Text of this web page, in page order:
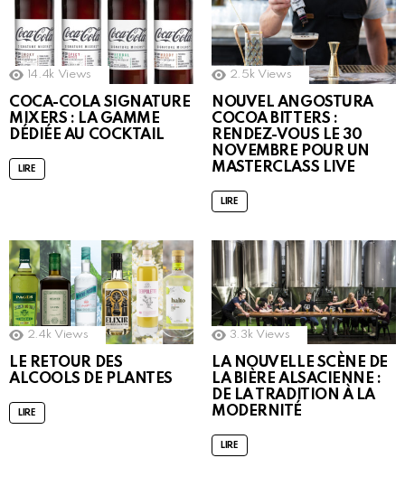
14.4k Views
COCA-COLA SIGNATURE
MIXERS : LA GAMME
DÉDIÉE AU COCKTAIL
LIRE
2.5k Views
NOUVEL ANGOSTURA
COCOA BITTERS :
RENDEZ-VOUS LE 30
NOVEMBRE POUR UN
MASTERCLASS LIVE
LIRE
2.4k Views
LE RETOUR DES
ALCOOLS DE PLANTES
LIRE
3.3k Views
LA NOUVELLE SCÈNE DE
LA BIÈRE ALSACIENNE :
DE LA TRADITION À LA
MODERNITÉ
LIRE